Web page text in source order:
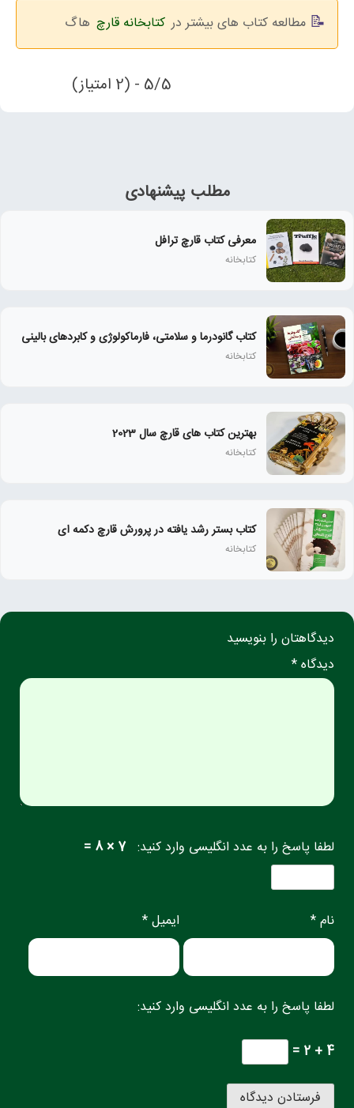
مطالعه کتاب های بیشتر در کتابخانه قارچ هاگ
5/5 - (2 امتیاز)
مطلب پیشنهادی
معرفی کتاب قارچ ترافل
کتابخانه
کتاب گانودرما و سلامتی، فارماکولوژی و کابردهای بالینی
کتابخانه
بهترین کتاب های قارچ سال 2023
کتابخانه
کتاب بستر رشد یافته در پرورش قارچ دکمه ای
کتابخانه
دیدگاهتان را بنویسید
دیدگاه *
لطفا پاسخ را به عدد انگلیسی وارد کنید: 7 × 8 =
نام * ایمیل *
لطفا پاسخ را به عدد انگلیسی وارد کنید:
4 + 2 =